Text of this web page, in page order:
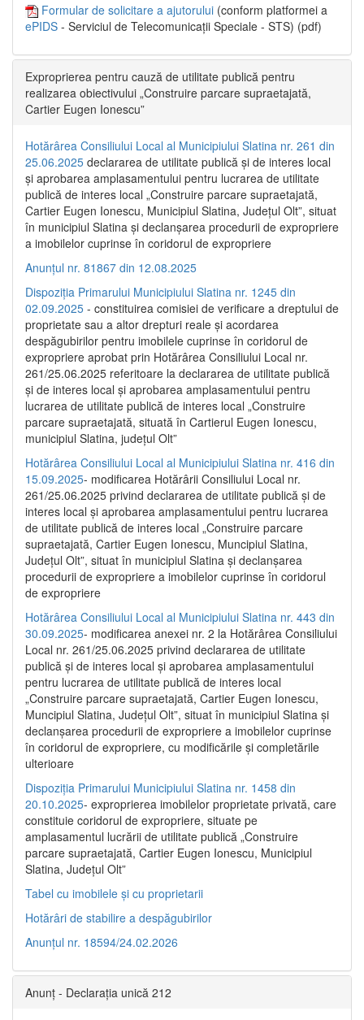
Formular de solicitare a ajutorului (conform platformei a
ePIDS - Serviciul de Telecomunicații Speciale - STS) (pdf)
Exproprierea pentru cauză de utilitate publică pentru
realizarea obiectivului „Construire parcare supraetajată,
Cartier Eugen Ionescu”
Hotărârea Consiliului Local al Municipiului Slatina nr. 261 din
25.06.2025 declararea de utilitate publică și de interes local
și aprobarea amplasamentului pentru lucrarea de utilitate
publică de interes local „Construire parcare supraetajată,
Cartier Eugen Ionescu, Municipiul Slatina, Județul Olt”, situat
în municipiul Slatina și declanșarea procedurii de expropriere
a imobilelor cuprinse în coridorul de expropriere
Anunțul nr. 81867 din 12.08.2025
Dispoziția Primarului Municipiului Slatina nr. 1245 din
02.09.2025 - constituirea comisiei de verificare a dreptului de
proprietate sau a altor drepturi reale și acordarea
despăgubirilor pentru imobilele cuprinse în coridorul de
expropriere aprobat prin Hotărârea Consiliului Local nr.
261/25.06.2025 referitoare la declararea de utilitate publică
și de interes local și aprobarea amplasamentului pentru
lucrarea de utilitate publică de interes local „Construire
parcare supraetajată, situată în Cartierul Eugen Ionescu,
municipiul Slatina, județul Olt”
Hotărârea Consiliului Local al Municipiului Slatina nr. 416 din
15.09.2025- modificarea Hotărârii Consiliului Local nr.
261/25.06.2025 privind declararea de utilitate publică și de
interes local și aprobarea amplasamentului pentru lucrarea
de utilitate publică de interes local „Construire parcare
supraetajată, Cartier Eugen Ionescu, Muncipiul Slatina,
Județul Olt”, situat în municipiul Slatina și declanșarea
procedurii de expropriere a imobilelor cuprinse în coridorul
de expropriere
Hotărârea Consiliului Local al Municipiului Slatina nr. 443 din
30.09.2025- modificarea anexei nr. 2 la Hotărârea Consiliului
Local nr. 261/25.06.2025 privind declararea de utilitate
publică şi de interes local şi aprobarea amplasamentului
pentru lucrarea de utilitate publică de interes local
„Construire parcare supraetajată, Cartier Eugen Ionescu,
Muncipiul Slatina, Judeţul Olt”, situat în municipiul Slatina şi
declanşarea procedurii de expropriere a imobilelor cuprinse
în coridorul de expropriere, cu modificările şi completările
ulterioare
Dispoziția Primarului Municipiului Slatina nr. 1458 din
20.10.2025- exproprierea imobilelor proprietate privată, care
constituie coridorul de expropriere, situate pe
amplasamentul lucrării de utilitate publică „Construire
parcare supraetajată, Cartier Eugen Ionescu, Municipiul
Slatina, Județul Olt”
Tabel cu imobilele și cu proprietarii
Hotărâri de stabilire a despăgubirilor
Anunțul nr. 18594/24.02.2026
Anunț - Declarația unică 212